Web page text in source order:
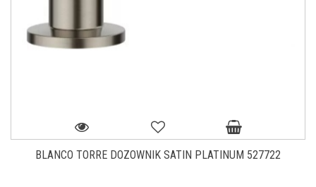
BLANCO TORRE DOZOWNIK SATIN PLATINUM 527722